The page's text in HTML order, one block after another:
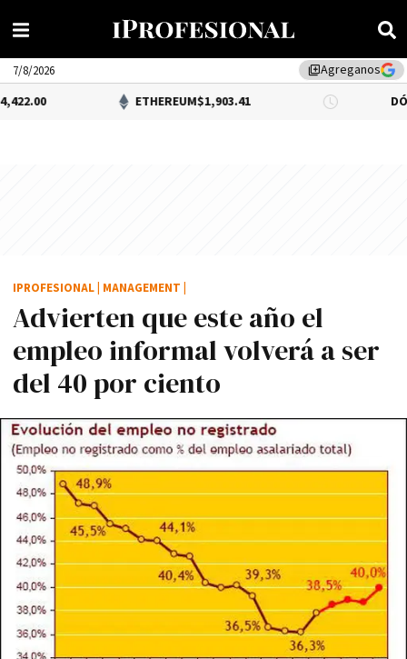
library_addAgreganos
7/8/2026
ETHEREUM$1,903.41 DÓLAR BNA
Advierten que este año el
empleo informal volverá a ser
del 40 por ciento
IPROFESIONAL MANAGEMENT